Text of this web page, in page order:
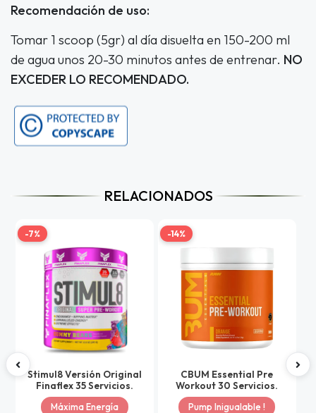
Recomendación de uso:
Tomar 1 scoop (5gr) al día disuelta en 150-200 ml
de agua unos 20-30 minutos antes de entrenar. NO
EXCEDER LO RECOMENDADO.
RELACIONADOS
-7%
Stimul8 Versión Original
Finaflex 35 Servicios.
Máxima Energía
-14%
CBUM Essential Pre
Workout 30 Servicios.
Pump Inigualable !